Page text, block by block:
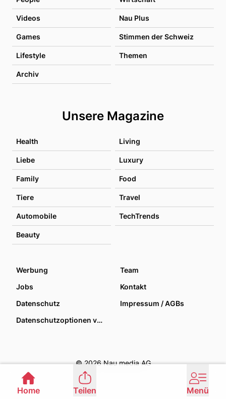
Videos Nau Plus
Games Stimmen der Schweiz
Lifestyle Themen
Archiv
Unsere Magazine
Health Living
Liebe Luxury
Family Food
Tiere Travel
Automobile TechTrends
Beauty
Werbung
Team
Jobs
Kontakt
Datenschutz
Impressum / AGBs
Datenschutzoptionen verwalten
© 2026 Nau media AG
Home Teilen Menü